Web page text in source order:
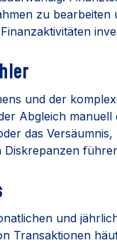
zu bearbeiten
und der
Abgleich
das
und
Transaktionen